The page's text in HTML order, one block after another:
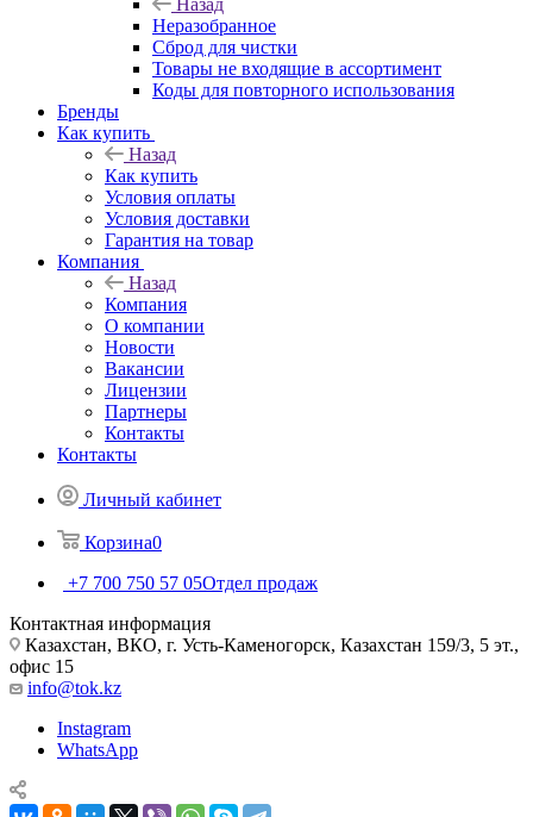
Назад
Неразобранное
Сброд для чистки
Товары не входящие в ассортимент
Коды для повторного использования
Бренды
Как купить
Назад
Как купить
Условия оплаты
Условия доставки
Гарантия на товар
Компания
Назад
Компания
О компании
Новости
Вакансии
Лицензии
Партнеры
Контакты
Контакты
Личный кабинет
Корзина0
+7 700 750 57 05Отдел продаж
Контактная информация
Казахстан, ВКО, г. Усть-Каменогорск, Казахстан 159/3, 5 эт.,
офис 15
info@tok.kz
Instagram
WhatsApp